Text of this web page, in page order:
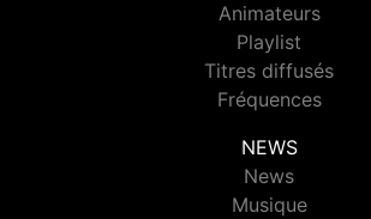
Animateurs
Playlist
Titres diffusés
Fréquences
NEWS
News
Musique